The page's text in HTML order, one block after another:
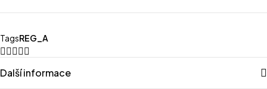
TagsREG_A
Další informace